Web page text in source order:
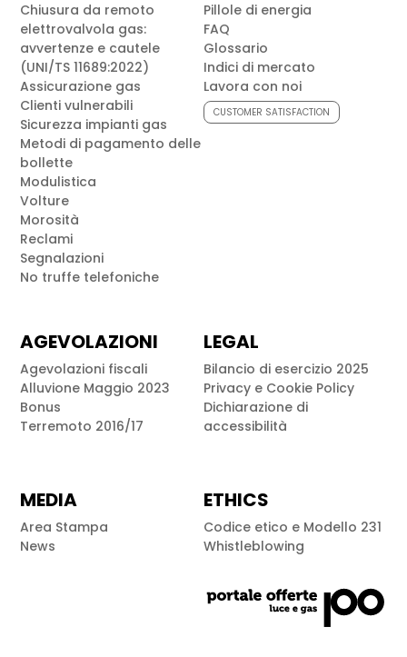
Chiusura da remoto
elettrovalvola gas:
avvertenze e cautele
(UNI/TS 11689:2022)
Assicurazione gas
Clienti vulnerabili
Sicurezza impianti gas
Metodi di pagamento delle
bollette
Modulistica
Volture
Morosità
Reclami
Segnalazioni
No truffe telefoniche
Pillole di energia
FAQ
Glossario
Indici di mercato
Lavora con noi
CUSTOMER SATISFACTION
AGEVOLAZIONI
Agevolazioni fiscali
Alluvione Maggio 2023
Bonus
Terremoto 2016/17
LEGAL
Bilancio di esercizio 2025
Privacy e Cookie Policy
Dichiarazione di
accessibilità
MEDIA
Area Stampa
News
ETHICS
Codice etico e Modello 231
Whistleblowing